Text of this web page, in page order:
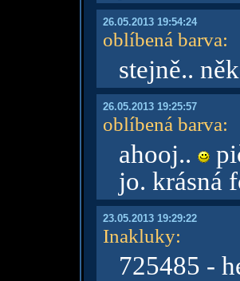
26.05.2013 19:54:24
oblíbená barva:
stejně..
26.05.2013 19:25:57
oblíbená barva:
ahooj..
jo. krásná
23.05.2013 19:29:22
Inakluky:
725485 -